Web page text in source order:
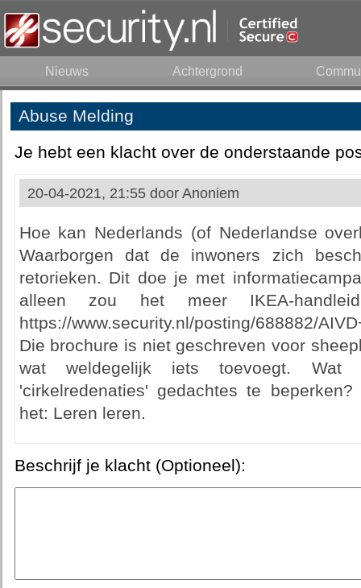
Nieuws Achtergrond
Abuse Melding
Je hebt een klacht over de onderstaande
20-04-2021, 21:55 door Anoniem
Hoe kan Nederlands (of Nederlandse
Waarborgen dat de inwoners zich
retorieken. Dit doe je met
alleen zou het meer IKEA-
https://www.security.nl/posting/688882/
Die brochure is niet geschreven voor
wat weldegelijk iets toevoegt. Wat
'cirkelredenaties' gedachtes te
het: Leren leren.
Beschrijf je klacht (Optioneel):